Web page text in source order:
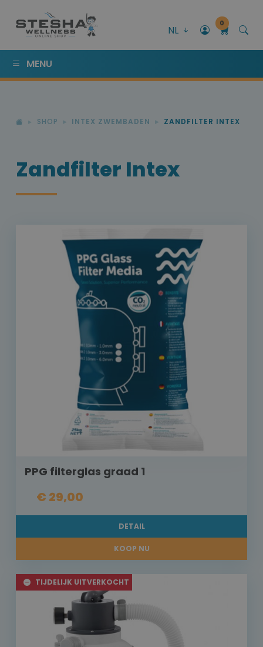
NL
0
MENU
SHOP INTEX ZWEMBADEN ZANDFILTER INTEX
Zandfilter Intex
PPG filterglas graad 1
€ 29,00
DETAIL
KOOP NU
TIJDELIJK UITVERKOCHT